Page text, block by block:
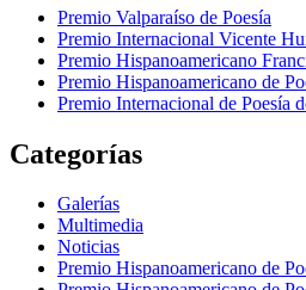
Premio Valparaíso de Poesía
Premio Internacional Vicente
Premio Hispanoamericano
Premio Hispanoamericano de
Premio Internacional de Poesía
Categorías
Galerías
Multimedia
Noticias
Premio Hispanoamericano de